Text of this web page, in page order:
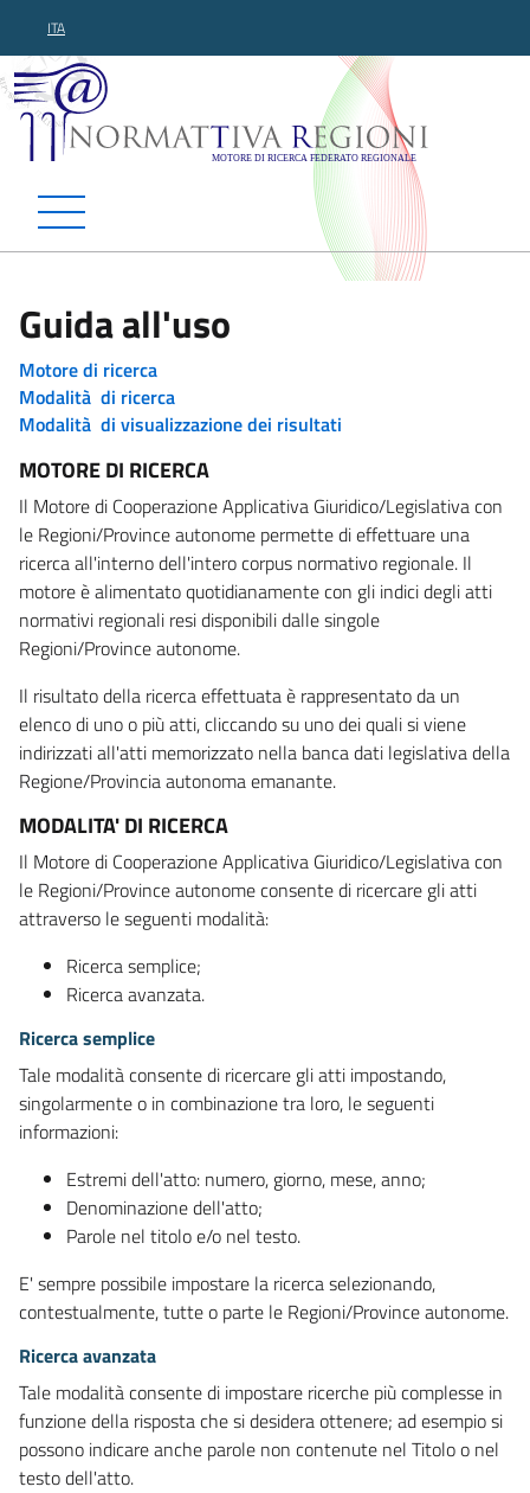
ITA
Normattiva Regioni -
Guida all'uso
Motore di ricerca
Modalità di ricerca
Modalità di visualizzazione dei risultati
MOTORE DI RICERCA
Il Motore di Cooperazione Applicativa Giuridico/Legislativa con
le Regioni/Province autonome permette di effettuare una
ricerca all'interno dell'intero corpus normativo regionale. Il
motore è alimentato quotidianamente con gli indici degli atti
normativi regionali resi disponibili dalle singole
Regioni/Province autonome.
Il risultato della ricerca effettuata è rappresentato da un
elenco di uno o più atti, cliccando su uno dei quali si viene
indirizzati all'atti memorizzato nella banca dati legislativa della
Regione/Provincia autonoma emanante.
MODALITA' DI RICERCA
Il Motore di Cooperazione Applicativa Giuridico/Legislativa con
le Regioni/Province autonome consente di ricercare gli atti
attraverso le seguenti modalità:
Ricerca semplice;
Ricerca avanzata.
Ricerca semplice
Tale modalità consente di ricercare gli atti impostando,
singolarmente o in combinazione tra loro, le seguenti
informazioni:
Estremi dell'atto: numero, giorno, mese, anno;
Denominazione dell'atto;
Parole nel titolo e/o nel testo.
E' sempre possibile impostare la ricerca selezionando,
contestualmente, tutte o parte le Regioni/Province autonome.
Ricerca avanzata
Tale modalità consente di impostare ricerche più complesse in
funzione della risposta che si desidera ottenere; ad esempio si
possono indicare anche parole non contenute nel Titolo o nel
testo dell'atto.